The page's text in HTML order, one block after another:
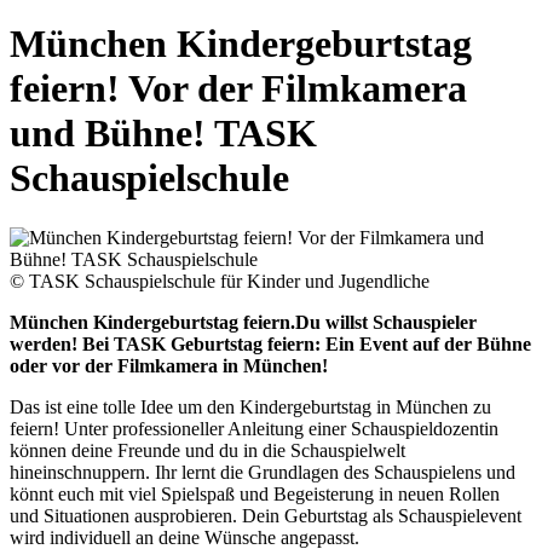
München Kindergeburtstag
feiern! Vor der Filmkamera
und Bühne! TASK
Schauspielschule
© TASK Schauspielschule für Kinder und Jugendliche
München Kindergeburtstag feiern.Du willst Schauspieler
werden! Bei TASK Geburtstag feiern: Ein Event auf der Bühne
oder vor der Filmkamera in München!
Das ist eine tolle Idee um den Kindergeburtstag in München zu
feiern! Unter professioneller Anleitung einer Schauspieldozentin
können deine Freunde und du in die Schauspielwelt
hineinschnuppern. Ihr lernt die Grundlagen des Schauspielens und
könnt euch mit viel Spielspaß und Begeisterung in neuen Rollen
und Situationen ausprobieren. Dein Geburtstag als Schauspielevent
wird individuell an deine Wünsche angepasst.